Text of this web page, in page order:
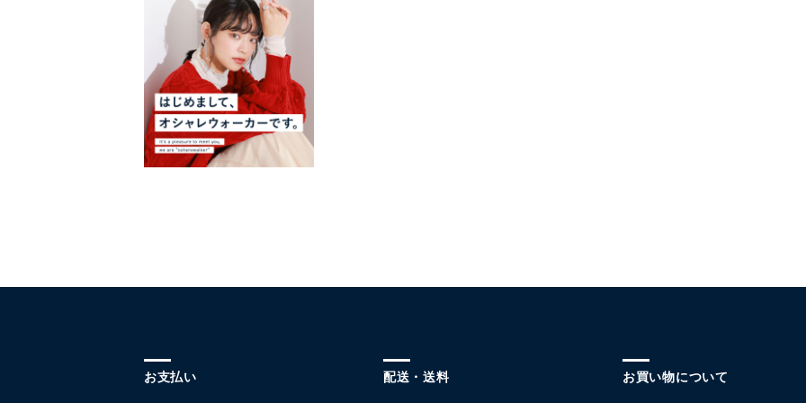
お支払い 配送・送料 お買い物について